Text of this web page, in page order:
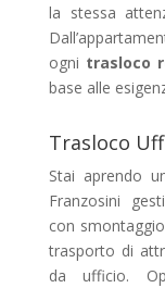
la stessa
ogni trasloco
base alle
Trasloco
Stai aprendo
Franzosini
con
trasporto di
da ufficio.